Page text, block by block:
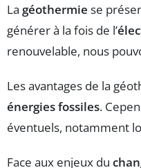
La géothermie se
générer à la fois de l’
renouvelable, nous
Les avantages de la
énergies fossiles.
éventuels, notamment
Face aux enjeux du